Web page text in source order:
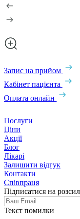
Запис на прийом
Кабінет пацієнта
Оплата онлайн
Послуги
Ціни
Акції
Блог
Лікарі
Залишити відгук
Контакти
Співпраця
Підписатися на
Текст помилки